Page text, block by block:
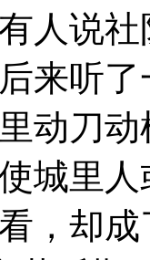
人说
来听
动刀
城里
，却